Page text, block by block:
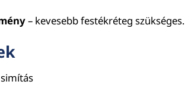
– kevesebb festékréteg szükséges.